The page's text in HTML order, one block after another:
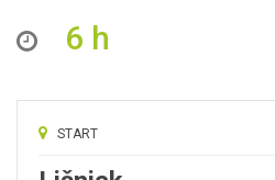
6 h
START